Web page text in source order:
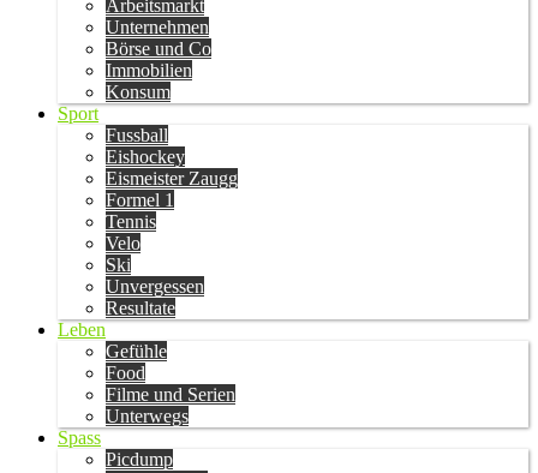
Arbeitsmarkt
Unternehmen
Börse und Co
Immobilien
Konsum
Sport
Fussball
Eishockey
Eismeister Zaugg
Formel 1
Tennis
Velo
Ski
Unvergessen
Resultate
Leben
Gefühle
Food
Filme und Serien
Unterwegs
Spass
Picdump